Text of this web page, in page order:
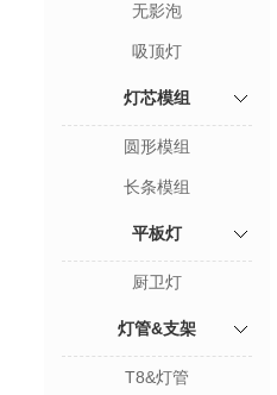
无影泡
吸顶灯
灯芯模组
圆形模组
长条模组
平板灯
厨卫灯
灯管&支架
T8&灯管